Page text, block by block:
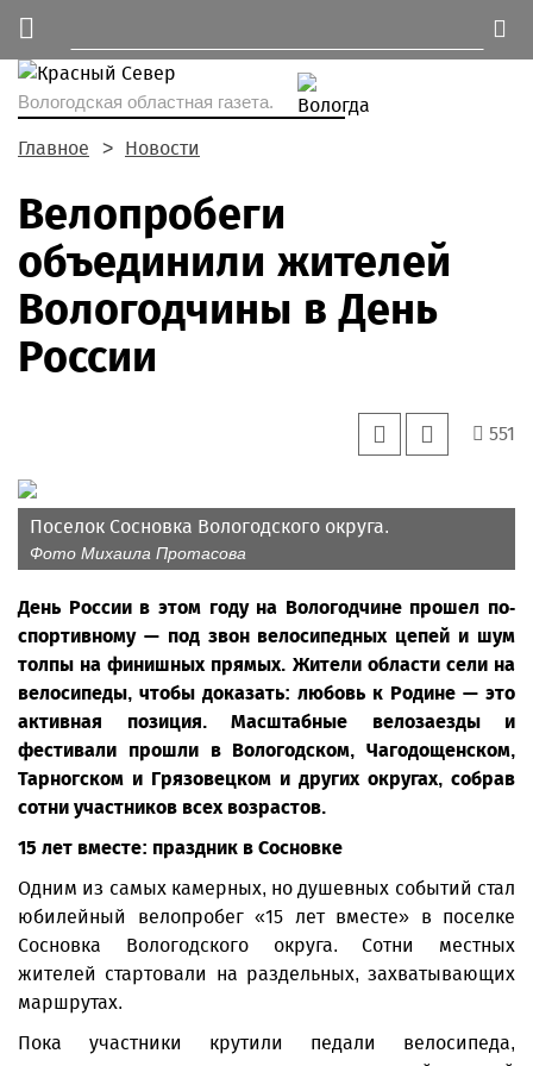
Вологодская областная газета.
Главное Новости
Велопробеги
объединили жителей
Вологодчины в День
России
551
Поселок Сосновка Вологодского округа.
Фото Михаила Протасова
День России в этом году на Вологодчине прошел по-
спортивному — под звон велосипедных цепей и шум
толпы на финишных прямых. Жители области сели на
велосипеды, чтобы доказать: любовь к Родине — это
активная позиция. Масштабные велозаезды и
фестивали прошли в Вологодском, Чагодощенском,
Тарногском и Грязовецком и других округах, собрав
сотни участников всех возрастов.
15 лет вместе: праздник в Сосновке
Одним из самых камерных, но душевных событий стал
юбилейный велопробег «15 лет вместе» в поселке
Сосновка Вологодского округа. Сотни местных
жителей стартовали на раздельных, захватывающих
маршрутах.
Пока участники крутили педали велосипеда,